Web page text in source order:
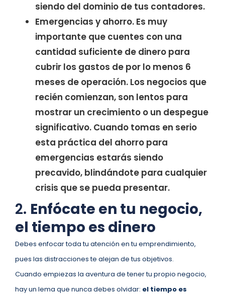
siendo del dominio de tus contadores.
Emergencias y ahorro. Es muy
importante que cuentes con una
cantidad suficiente de dinero para
cubrir los gastos de por lo menos 6
meses de operación. Los negocios que
recién comienzan, son lentos para
mostrar un crecimiento o un despegue
significativo. Cuando tomas en serio
esta práctica del ahorro para
emergencias estarás siendo
precavido, blindándote para cualquier
crisis que se pueda presentar.
2. Enfócate en tu negocio,
el tiempo es dinero
Debes enfocar toda tu atención en tu emprendimiento,
pues las distracciones te alejan de tus objetivos.
Cuando empiezas la aventura de tener tu propio negocio,
hay un lema que nunca debes olvidar: el tiempo es